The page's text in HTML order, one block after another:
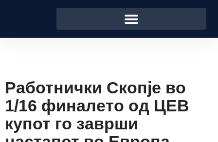
Работнички Скопје во
1/16 финалето од ЦЕВ
купот го заврши